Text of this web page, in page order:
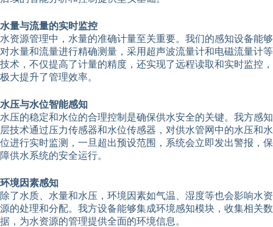
水量与流量的实时监控
水资源管理中，水量的准确计量至关重要。我们的感知设备能够
对水量和流量进行精确测量，采用超声波流量计和电磁流量计等
技术，不仅提高了计量的精度，还实现了远程读取和实时监控，
极大提升了管理效率。
水压与水位智能感知
水压的稳定和水位的合理控制是确保供水安全的关键。我方感知
层技术通过压力传感器和水位传感器，对供水管网中的水压和水
位进行实时监测，一旦超出预设范围，系统会立即发出警报，保
障供水系统的安全运行。
环境因素感知
除了水质、水量和水压，环境因素如气温、湿度等也会影响水资
源的处理和分配。我方设备能够集成环境感知模块，收集相关数
据，为水资源的管理提供全面的环境信息。